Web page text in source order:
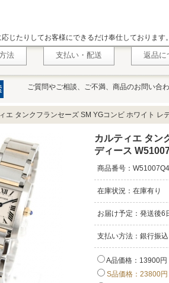
じたりしてお客様にできるだけ奉仕しております
法 支払い・配送 返品に
ご質問やご相談、ご不満、商品のお問い合
エ タンクフランセーズ SM YGコンビ ホワイト レ
カルティエ タン
ディース
商品番号：W51007Q4
在庫状況：在庫有り
お届け予定：発送後6
支払い方法：銀行振込
A品価格：13900円
S品価格：23800円